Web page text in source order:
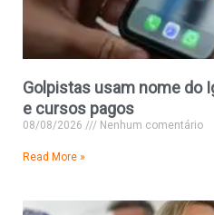
Golpistas usam nome do
e cursos pagos
08/08/2026 Nenhum comentário
Read More »